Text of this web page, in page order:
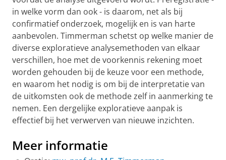
in welke vorm dan ook - is daarom, net als bij
confirmatief onderzoek, mogelijk en is van harte
aanbevolen. Timmerman schetst op welke manier de
diverse exploratieve analysemethoden van elkaar
verschillen, hoe met de voorkennis rekening moet
worden gehouden bij de keuze voor een methode,
en waarom het nodig is om bij de interpretatie van
de uitkomsten ook de methode zelf in aanmerking te
nemen. Een dergelijke exploratieve aanpak is
effectief bij het verwerven van nieuwe inzichten.
Meer informatie